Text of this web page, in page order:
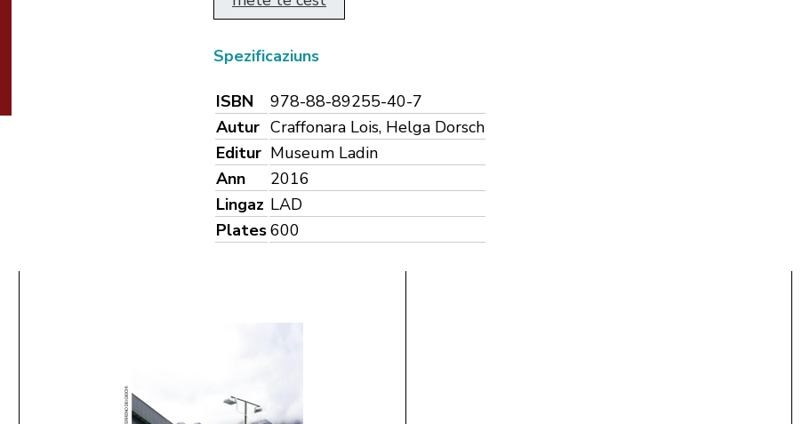
Spezificaziuns
ISBN
978-88-89255-40-7
Autur Craffonara Lois, Helga Dorsch
Editur Museum Ladin
Ann
2016
Lingaz LAD
Plates600